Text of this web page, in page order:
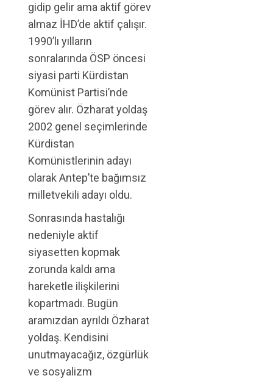
gidip gelir ama aktif görev
almaz İHD’de aktif çalışır.
1990’lı yılların
sonralarında ÖSP öncesi
siyasi parti Kürdistan
Komünist Partisi’nde
görev alır. Özharat yoldaş
2002 genel seçimlerinde
Kürdistan
Komünistlerinin adayı
olarak Antep’te bağımsız
milletvekili adayı oldu.
Sonrasında hastalığı
nedeniyle aktif
siyasetten kopmak
zorunda kaldı ama
hareketle ilişkilerini
kopartmadı. Bugün
aramızdan ayrıldı Özharat
yoldaş. Kendisini
unutmayacağız, özgürlük
ve sosyalizm